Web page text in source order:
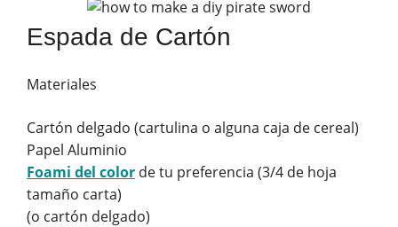
Espada de Cartón
Materiales
Cartón delgado (cartulina o alguna caja de cereal)
Papel Aluminio
Foami del color de tu preferencia (3/4 de hoja
tamaño carta)
(o cartón delgado)